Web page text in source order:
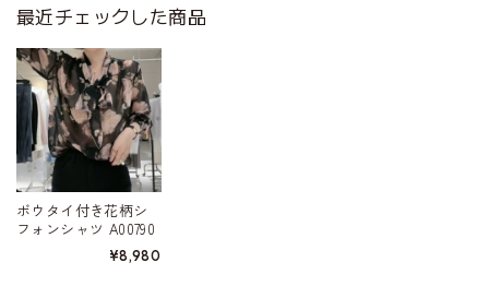
最近チェックした商品
ボウタイ付き花柄シ
フォンシャツ A00790
¥8,980